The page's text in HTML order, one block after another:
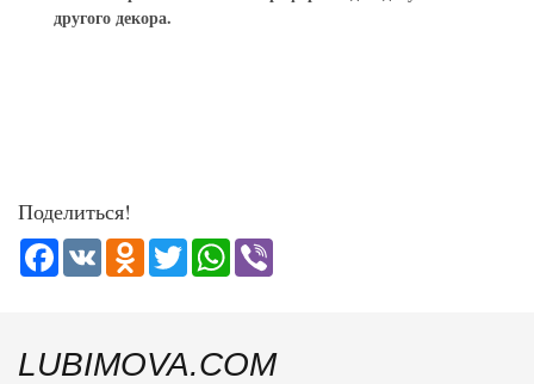
другого декора.
Поделиться!
Facebook
VK Odnoklassniki
TwitterWhatsApp
LUBIMOVA.COM